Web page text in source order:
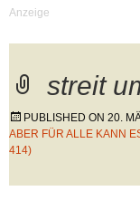
streit
PUBLISHED ON 20.
ABER FÜR ALLE KANN
414)